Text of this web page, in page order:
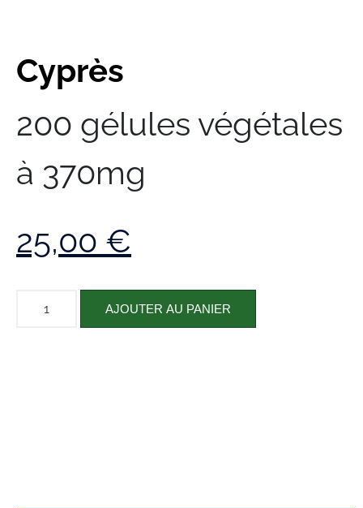
Cyprès
200 gélules végétales
à 370mg
25,00 €
AJOUTER AU PANIER